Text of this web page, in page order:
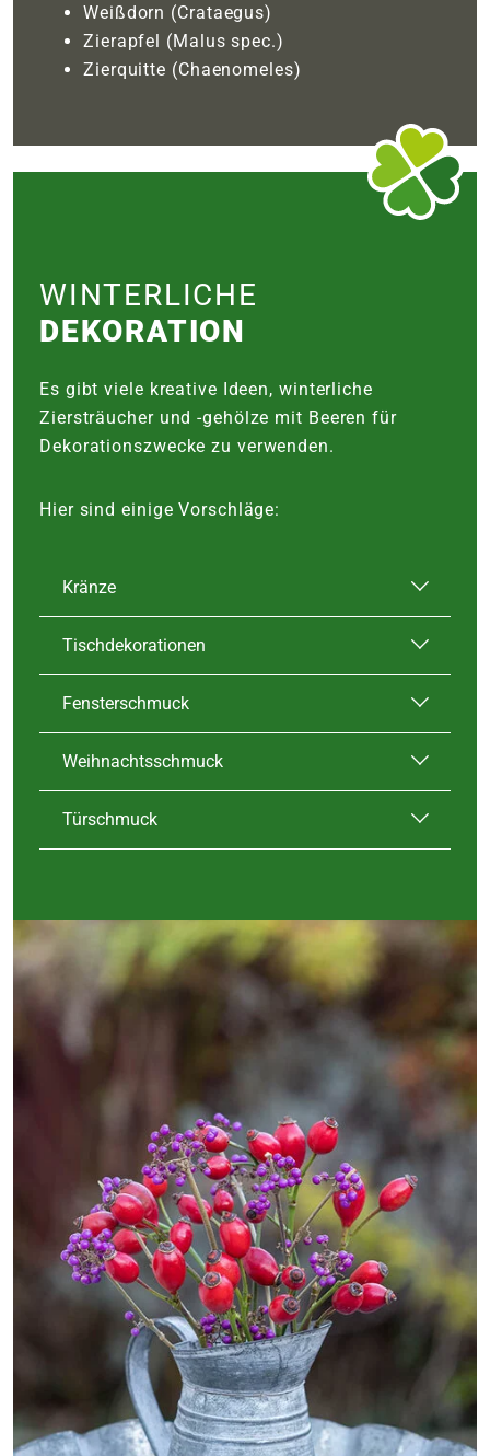
Weißdorn (Crataegus)
Zierapfel (Malus spec.)
Zierquitte (Chaenomeles)
WINTERLICHE
DEKORATION
Es gibt viele kreative Ideen, winterliche
Ziersträucher und -gehölze mit Beeren für
Dekorationszwecke zu verwenden.
Hier sind einige Vorschläge:
Kränze
Tischdekorationen
Fensterschmuck
Weihnachtsschmuck
Türschmuck